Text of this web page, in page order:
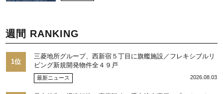
週間 RANKING
1位
三菱地所グループ、西新宿５丁目に旗艦施設／フレキシブルリ
ビング新規開発物件全４９戸
最新ニュース 2026.08.03